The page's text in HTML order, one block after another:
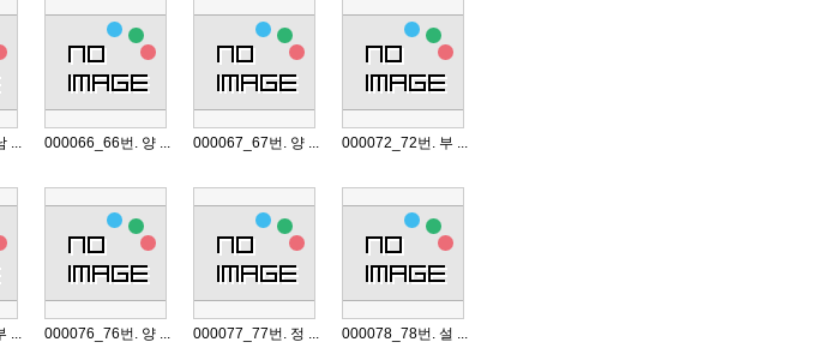
... 000066_66번. 양 ... 000067_67번. 양 ... 000072_72번. 부 ...
... 000076_76번. 양 ... 000077_77번. 정 ... 000078_78번. 설 ...